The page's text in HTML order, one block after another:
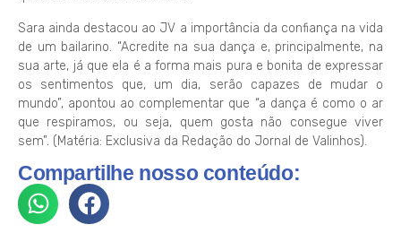
Sara ainda destacou ao JV a importância da confiança na vida
de um bailarino. “Acredite na sua dança e, principalmente, na
sua arte, já que ela é a forma mais pura e bonita de expressar
os sentimentos que, um dia, serão capazes de mudar o
mundo”, apontou ao complementar que “a dança é como o ar
que respiramos, ou seja, quem gosta não consegue viver
sem”. (Matéria: Exclusiva da Redação do Jornal de Valinhos).
Compartilhe nosso conteúdo: